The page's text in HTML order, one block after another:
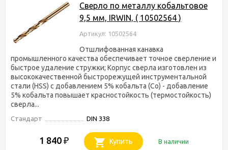
вышлифованный, клас точности A1.Сверло по металлу кобальтовое
9,5 мм, IRWIN, ( 10502564 )
Артикул: 10502564
Отшлифованная канавка
промышленного качества обеспечивает точное сверление и
быстрое удаление стружки; Корпус сверла изготовлен из
высококачественной быстрорежущей инструментальной
стали (HSS) с добавлением 5% кобальта (Co) - добавление
5% кобальта повышает красностойкость (термостойкость)
сверла...
Стандарт DIN 338
1 840 ₽ Купить В наличии